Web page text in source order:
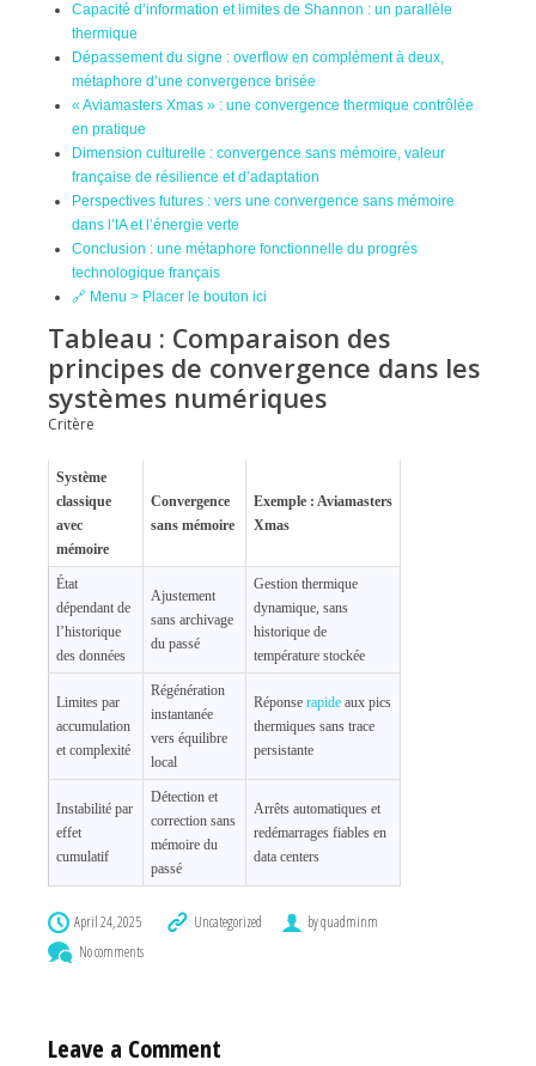
Capacité d’information et limites de Shannon : un parallèle
thermique
Dépassement du signe : overflow en complément à deux,
métaphore d’une convergence brisée
« Aviamasters Xmas » : une convergence thermique contrôlée
en pratique
Dimension culturelle : convergence sans mémoire, valeur
française de résilience et d’adaptation
Perspectives futures : vers une convergence sans mémoire
dans l’IA et l’énergie verte
Conclusion : une métaphore fonctionnelle du progrès
technologique français
🔗 Menu > Placer le bouton ici
Tableau : Comparaison des
principes de convergence dans les
systèmes numériques
Critère
Système
classique
avec
mémoire
Convergence
sans mémoire
Exemple : Aviamasters
Xmas
État
dépendant de
l’historique
des données
Ajustement
sans archivage
du passé
Gestion thermique
dynamique, sans
historique de
température stockée
Limites par
accumulation
et complexité
Régénération
instantanée
vers équilibre
local
Réponse rapide aux pics
thermiques sans trace
persistante
Instabilité par
effet
cumulatif
Détection et
correction sans
mémoire du
passé
Arrêts automatiques et
redémarrages fiables en
data centers
April 24, 2025 Uncategorized
by quadminm
No comments
Leave a Comment